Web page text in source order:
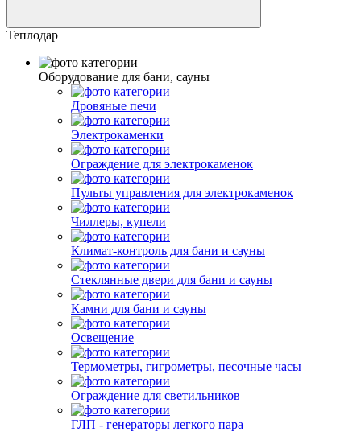
Теплодар
Оборудование для бани, сауны
Дровяные печи
Электрокаменки
Ограждение для электрокаменок
Пульты управления для электрокаменок
Чиллеры, купели
Климат-контроль для бани и сауны
Стеклянные двери для бани и сауны
Камни для бани и сауны
Освещение
Термометры, гигрометры, песочные часы
Ограждение для светильников
ГЛП - генераторы легкого пара